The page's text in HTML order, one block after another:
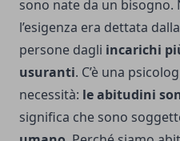
sono nate da un bisogno.
l’esigenza era dettata
persone dagli incarichi
usuranti. C’è una
necessità: le abitudini
significa che sono